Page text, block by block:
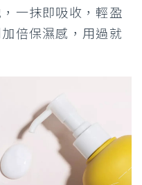
一抹即吸收，輕盈
倍保濕感，用過就